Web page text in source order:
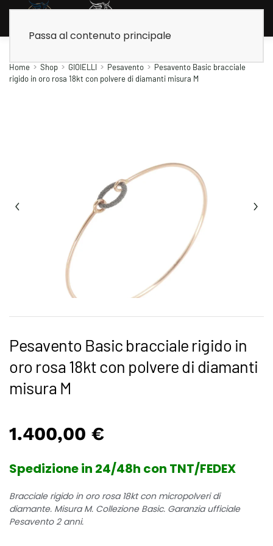
Passa al contenuto principale
Home Shop GIOIELLI Pesavento
Pesavento Basic bracciale
rigido in oro rosa 18kt con polvere di diamanti misura M
Pesavento Basic bracciale rigido in
oro rosa 18kt con polvere di diamanti
misura M
1.400,00 €
Spedizione in 24/48h con TNT/FEDEX
Bracciale rigido in oro rosa 18kt con micropolveri di
diamante. Misura M. Collezione Basic. Garanzia ufficiale
Pesavento 2 anni.